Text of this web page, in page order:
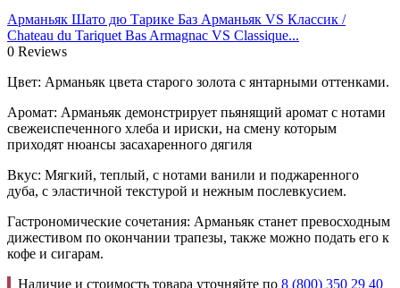
Арманьяк Шато дю Тарике Баз Арманьяк VS Классик /
Chateau du Tariquet Bas Armagnac VS Classique...
0 Reviews
Цвет: Арманьяк цвета старого золота с янтарными оттенками.
Аромат: Арманьяк демонстрирует пьянящий аромат с нотами
свежеиспеченного хлеба и ириски, на смену которым
приходят нюансы засахаренного дягиля
Вкус: Мягкий, теплый, с нотами ванили и поджаренного
дуба, с эластичной текстурой и нежным послевкусием.
Гастрономические сочетания: Арманьяк станет превосходным
дижестивом по окончании трапезы, также можно подать его к
кофе и сигарам.
Наличие и стоимость товара уточняйте по 8 (800) 350 29 40